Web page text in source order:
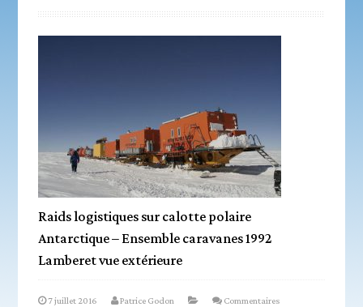
Raids logistiques sur calotte polaire
Antarctique – Ensemble caravanes 1992
Lamberet vue extérieure
7 juillet 2016 Patrice Godon Commentaires